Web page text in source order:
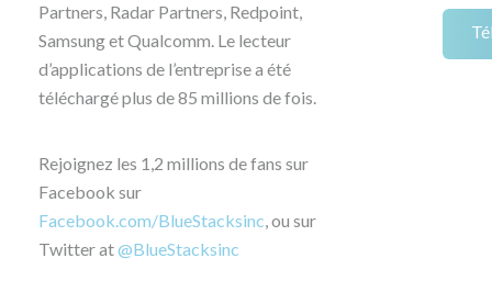
Partners, Radar Partners, Redpoint,
Samsung et Qualcomm. Le lecteur
d’applications de l’entreprise a été
téléchargé plus de 85 millions de fois.
Rejoignez les 1,2 millions de fans sur
Facebook sur
Facebook.com/BlueStacksinc, ou sur
Twitter at@BlueStacksinc